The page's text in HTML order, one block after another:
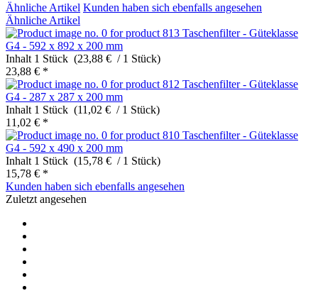
Ähnliche Artikel Kunden haben sich ebenfalls angesehen
Ähnliche Artikel
Taschenfilter - Güteklasse
G4 - 592 x 892 x 200 mm
Inhalt 1 Stück (23,88 € / 1 Stück)
23,88 € *
Taschenfilter - Güteklasse
G4 - 287 x 287 x 200 mm
Inhalt 1 Stück (11,02 € / 1 Stück)
11,02 € *
Taschenfilter - Güteklasse
G4 - 592 x 490 x 200 mm
Inhalt 1 Stück (15,78 € / 1 Stück)
15,78 € *
Kunden haben sich ebenfalls angesehen
Zuletzt angesehen